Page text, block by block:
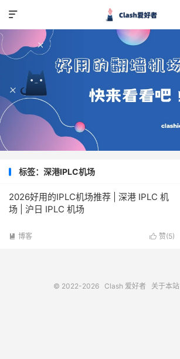

标签：深港IPLC机场
2026好用的IPLC机场推荐 | 深港 IPLC 机
场 | 沪日 IPLC 机场
 赞(5)
 博客
© 2022-2026 Clash 爱好者 关于本站